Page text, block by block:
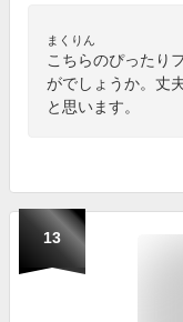
まくりん
こちらのぴったり
がでしょうか。丈
と思います。
13